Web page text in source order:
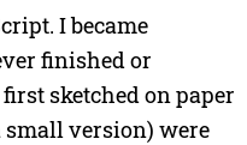
I became
finished or
sketched on paper
small version) were